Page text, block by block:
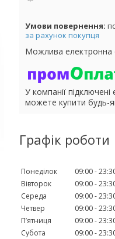
за рахунок покупця
У компанії
можете купити будь-
Графік роботи
Понеділок 09:00
Вівторок
09:00
Середа
09:00
Четвер
09:00
Пʼятниця
09:00
Субота
09:00